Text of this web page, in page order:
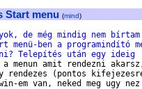
Start menu (mind)
de még mindig nem
ben a programindító
Telepítés után egy ideig
a menun amit rendezni
rendezes (pontos
em van, neked meg ugy